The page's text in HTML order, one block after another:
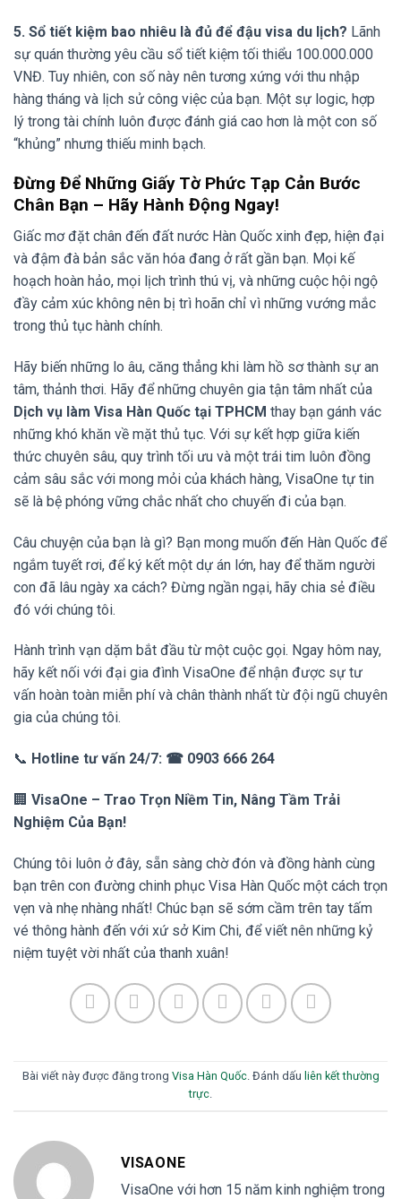
5. Sổ tiết kiệm bao nhiêu là đủ để đậu visa du lịch? Lãnh
sự quán thường yêu cầu sổ tiết kiệm tối thiểu 100.000.000
VNĐ. Tuy nhiên, con số này nên tương xứng với thu nhập
hàng tháng và lịch sử công việc của bạn. Một sự logic, hợp
lý trong tài chính luôn được đánh giá cao hơn là một con số
“khủng” nhưng thiếu minh bạch.
Đừng Để Những Giấy Tờ Phức Tạp Cản Bước
Chân Bạn – Hãy Hành Động Ngay!
Giấc mơ đặt chân đến đất nước Hàn Quốc xinh đẹp, hiện đại
và đậm đà bản sắc văn hóa đang ở rất gần bạn. Mọi kế
hoạch hoàn hảo, mọi lịch trình thú vị, và những cuộc hội ngộ
đầy cảm xúc không nên bị trì hoãn chỉ vì những vướng mắc
trong thủ tục hành chính.
Hãy biến những lo âu, căng thẳng khi làm hồ sơ thành sự an
tâm, thảnh thơi. Hãy để những chuyên gia tận tâm nhất của
Dịch vụ làm Visa Hàn Quốc tại TPHCM thay bạn gánh vác
những khó khăn về mặt thủ tục. Với sự kết hợp giữa kiến
thức chuyên sâu, quy trình tối ưu và một trái tim luôn đồng
cảm sâu sắc với mong mỏi của khách hàng, VisaOne tự tin
sẽ là bệ phóng vững chắc nhất cho chuyến đi của bạn.
Câu chuyện của bạn là gì? Bạn mong muốn đến Hàn Quốc để
ngắm tuyết rơi, để ký kết một dự án lớn, hay để thăm người
con đã lâu ngày xa cách? Đừng ngần ngại, hãy chia sẻ điều
đó với chúng tôi.
Hành trình vạn dặm bắt đầu từ một cuộc gọi. Ngay hôm nay,
hãy kết nối với đại gia đình VisaOne để nhận được sự tư
vấn hoàn toàn miễn phí và chân thành nhất từ đội ngũ chuyên
gia của chúng tôi.
📞 Hotline tư vấn 24/7: ☎ 0903 666 264
🏢 VisaOne – Trao Trọn Niềm Tin, Nâng Tầm Trải
Nghiệm Của Bạn!
Chúng tôi luôn ở đây, sẵn sàng chờ đón và đồng hành cùng
bạn trên con đường chinh phục Visa Hàn Quốc một cách trọn
vẹn và nhẹ nhàng nhất! Chúc bạn sẽ sớm cầm trên tay tấm
vé thông hành đến với xứ sở Kim Chi, để viết nên những kỷ
niệm tuyệt vời nhất của thanh xuân!
Bài viết này được đăng trong Visa Hàn Quốc. Đánh dấu liên kết thường
trực.
VISAONE
VisaOne với hơn 15 năm kinh nghiệm trong